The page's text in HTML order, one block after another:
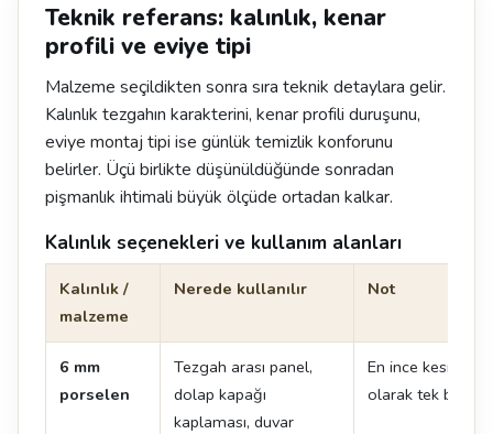
Teknik referans: kalınlık, kenar
profili ve eviye tipi
Malzeme seçildikten sonra sıra teknik detaylara gelir.
Kalınlık tezgahın karakterini, kenar profili duruşunu,
eviye montaj tipi ise günlük temizlik konforunu
belirler. Üçü birlikte düşünüldüğünde sonradan
pişmanlık ihtimali büyük ölçüde ortadan kalkar.
Kalınlık seçenekleri ve kullanım alanları
Kalınlık /
malzeme
Nerede kullanılır Not
6 mm
porselen
Tezgah arası panel,
dolap kapağı
kaplaması, duvar
En ince kesit.
olarak tek